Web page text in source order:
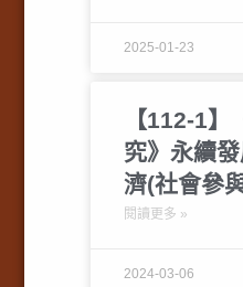
2025-01-23
【112-1
究》永續
濟(社會參
閱讀更多 »
2024-03-06